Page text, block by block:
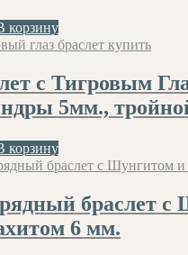
корзину
с Тигровым
5мм.,
корзину
браслет с
6 мм.